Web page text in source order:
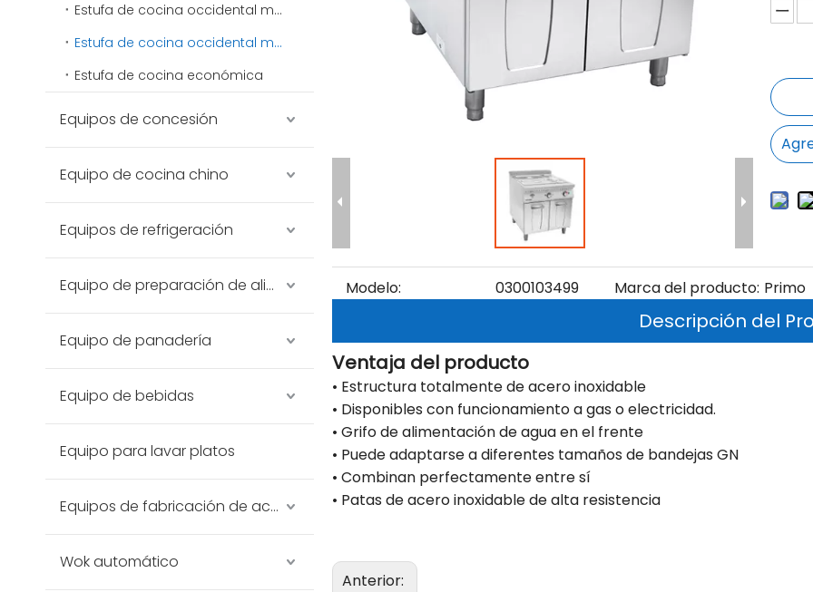
Estufa de cocina occidental modular 750
Estufa de cocina occidental modular 900
Estufa de cocina económica
Equipos de concesión
Equipo de cocina chino
Equipos de refrigeración
Equipo de preparación de alimentos
Equipo de panadería
Equipo de bebidas
Equipo para lavar platos
Equipos de fabricación de acero inoxidable
Wok automático
Modelo: 0300103499 Marca del producto: Primo
Descripción del
Ventaja del producto
• Estructura totalmente de acero inoxidable
• Disponibles con funcionamiento a gas o electricidad.
• Grifo de alimentación de agua en el frente
• Puede adaptarse a diferentes tamaños de bandejas GN
• Combinan perfectamente entre sí
• Patas de acero inoxidable de alta resistencia
Anterior: